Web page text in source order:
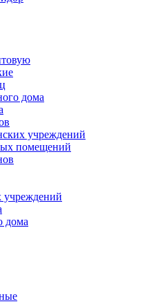
дома
учреждений
помещений
учреждений
дома